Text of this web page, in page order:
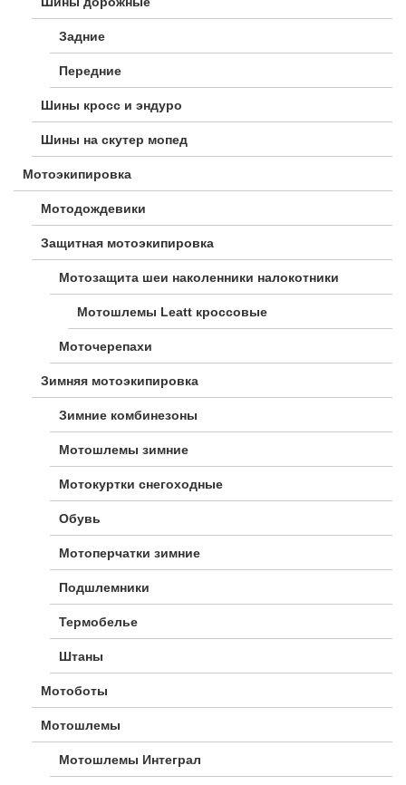
Задние
Передние
Шины кросс и эндуро
Шины на скутер мопед
Мотоэкипировка
Мотодождевики
Защитная мотоэкипировка
Мотозащита шеи наколенники налокотники
Мотошлемы Leatt кроссовые
Моточерепахи
Зимняя мотоэкипировка
Зимние комбинезоны
Мотошлемы зимние
Мотокуртки снегоходные
Обувь
Мотоперчатки зимние
Подшлемники
Термобелье
Штаны
Мотоботы
Мотошлемы
Мотошлемы Интеграл